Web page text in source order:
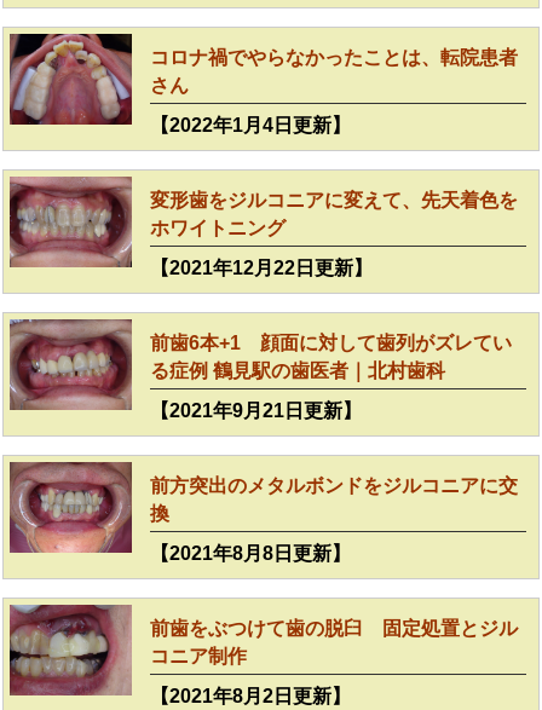
コロナ禍でやらなかったことは、転院患者
さん
【2022年1月4日更新】
変形歯をジルコニアに変えて、先天着色を
ホワイトニング
【2021年12月22日更新】
前歯6本+1 顔面に対して歯列がズレてい
る症例 鶴見駅の歯医者｜北村歯科
【2021年9月21日更新】
前方突出のメタルボンドをジルコニアに交
換
【2021年8月8日更新】
前歯をぶつけて歯の脱臼 固定処置とジル
コニア制作
【2021年8月2日更新】